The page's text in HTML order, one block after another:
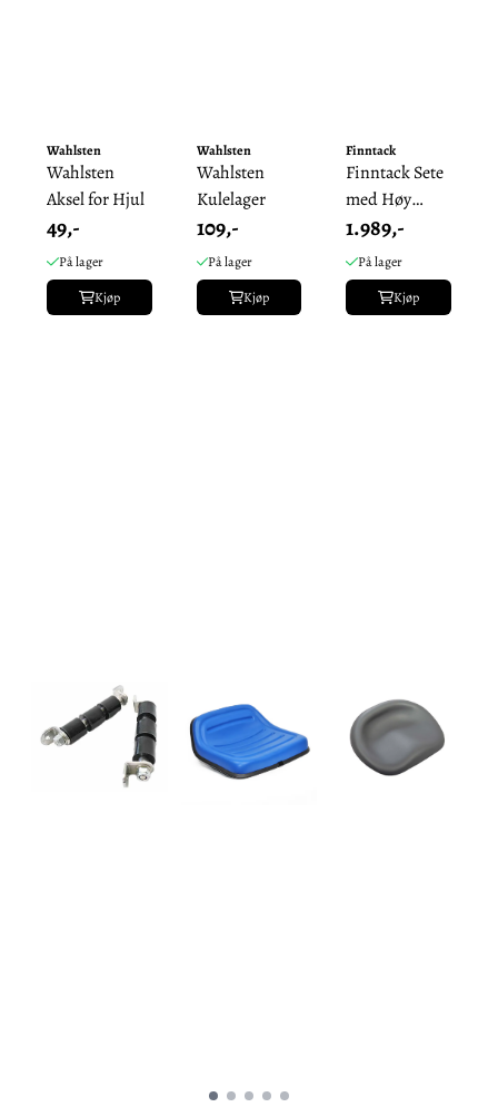
Wahlsten
Wahlsten
Aksel for Hjul
49,-
På lager
Kjøp
Wahlsten
Wahlsten
Kulelager
109,-
På lager
Kjøp
Finntack
Finntack Sete
med Høy
Ryggstøtte -
Flere ...
1.989,-
På lager
Kjøp